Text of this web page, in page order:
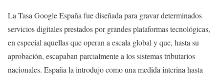
La Tasa Google España fue diseñada para gravar determinados
servicios digitales prestados por grandes plataformas tecnológicas,
en especial aquellas que operan a escala global y que, hasta su
aprobación, escapaban parcialmente a los sistemas tributarios
nacionales. España la introdujo como una medida interina hasta